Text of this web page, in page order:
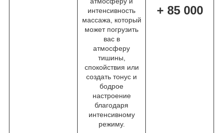
интенсивность
массажа, который
может погрузить
вас в
атмосферу
тишины,
спокойствия или
создать тонус и
бодрое
настроение
благодаря
интенсивному
режиму.
+ 85 000